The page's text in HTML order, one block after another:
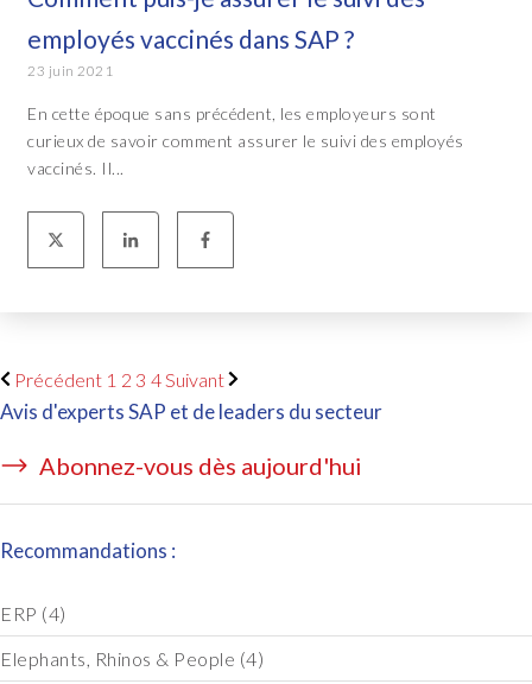
employés vaccinés dans SAP ?
23 juin 2021
En cette époque sans précédent, les employeurs sont
curieux de savoir comment assurer le suivi des employés
vaccinés. Il...
Précédent 1 2 3 4Suivant
Avis d'experts SAP et de leaders du secteur
Abonnez-vous dès aujourd'hui
Recommandations :
ERP (4)
Elephants, Rhinos & People (4)